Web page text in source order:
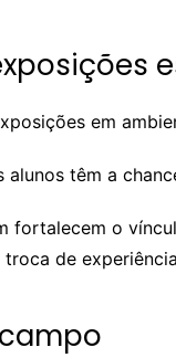
em
alunos têm a
fortalecem o
troca de